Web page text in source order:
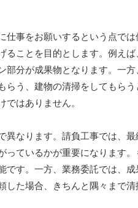
事をお願いするという点では
ることを目的とします。例え
部分が成果物となります。一
らう、建物の清掃をしてもら
はありません。
異なります。請負工事では、
っているかが重要になります
です。一方、業務委託では、
した場合、きちんと隅々まで